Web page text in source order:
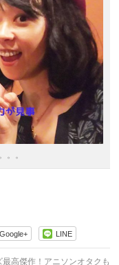
。。
Google+ LINE
最高傑作！アニソンオタクも